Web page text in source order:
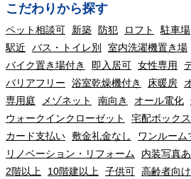
こだわりから探す
ペット相談可 新築 防犯 ロフト 駐車場
駅近
バス・トイレ別 室内洗濯機置き場
バイク置き場付き
即入居可 女性専用
バリアフリー
浴室乾燥機付き 床暖房
専用庭
メゾネット 南向き オール電化
ウォークインクローゼット
宅配ボックス
カード支払い 敷金礼金なし ワンルーム
リノベーション・リフォーム
内装写真
2階以上
10階建以上 子供可 高齢者向け